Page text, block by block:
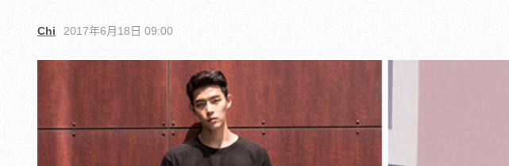
Chi 2017年6月18日 09:00